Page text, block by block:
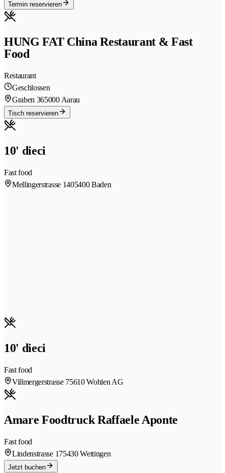
Termin reservieren
HUNG FAT China Restaurant & Fast
Food
Restaurant
Geschlossen
Graben 365000 Aarau
Tisch reservieren
10' dieci
Fast food
Mellingerstrasse 1405400 Baden
10' dieci
Fast food
Villmergerstrasse 75610 Wohlen AG
Amare Foodtruck Raffaele Aponte
Fast food
Lindenstrasse 175430 Wettingen
Jetzt buchen